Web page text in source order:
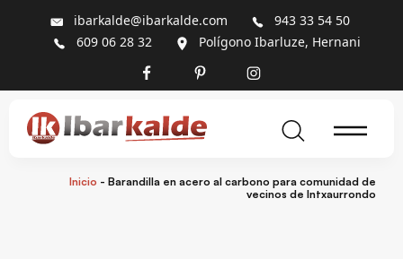
ibarkalde@ibarkalde.com
943 33 54 50
609 06 28 32
Polígono Ibarluze, Hernani
Inicio - Barandilla en acero al carbono para comunidad de
vecinos de Intxaurrondo